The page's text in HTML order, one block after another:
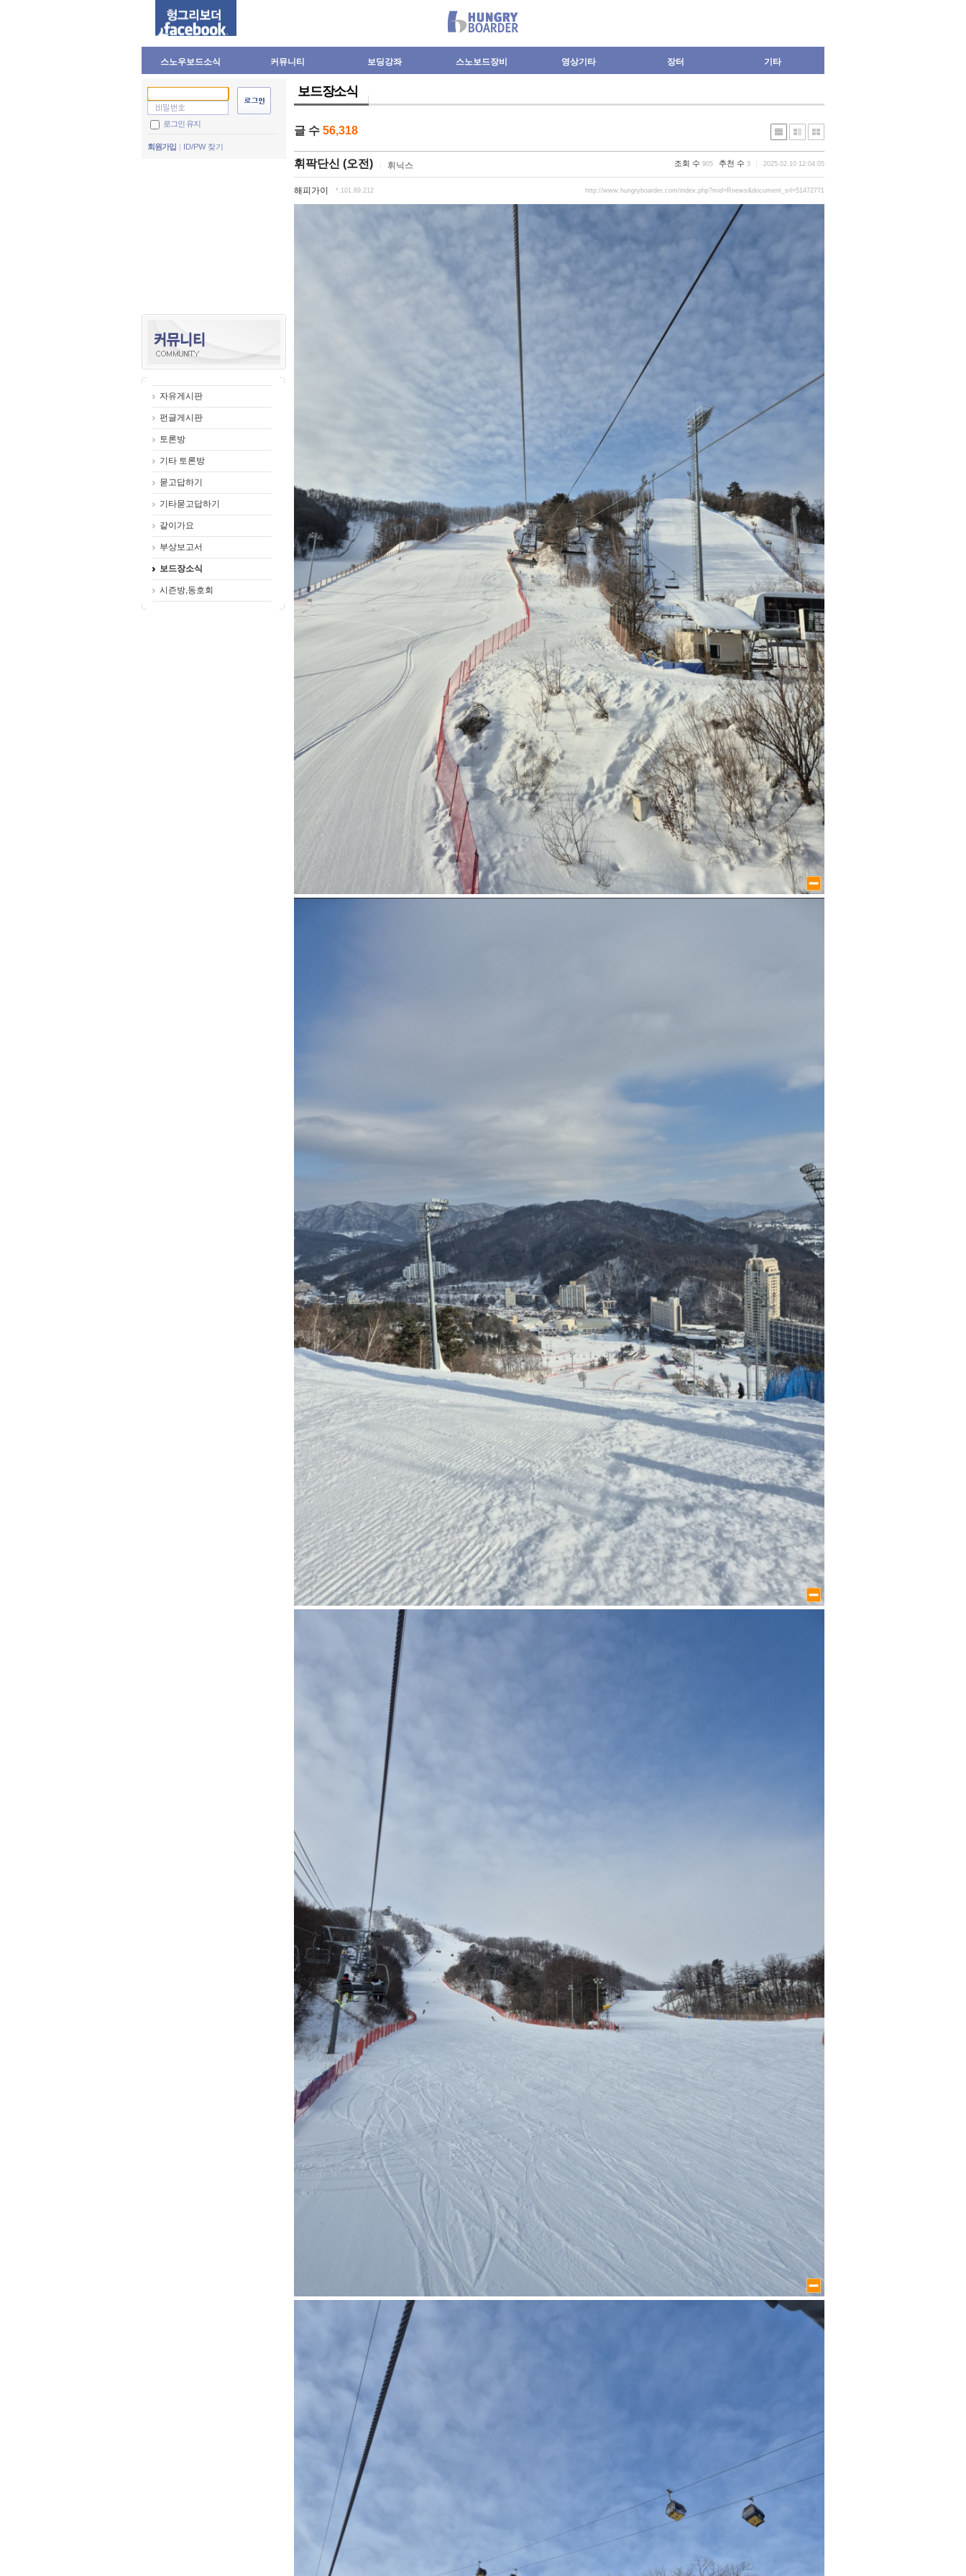
스노우보드소식 커뮤니티 보딩강좌 스노보드장비 영상기타 장터 기타
로그인 유지
회원가입 ID/PW 찾기
자유게시판
펀글게시판
토론방
기타 토론방
묻고답하기
기타묻고답하기
같이가요
부상보고서
보드장소식
시즌방,동호회
보드장소식
글 수 56,318
휘팍단신 (오전) 휘닉스 조회 수 905 추천 수 3 2025.02.10 12:04:05
해피가이 *.101.69.212 http://www.hungryboarder.com/index.php?mid=Rnews&document_srl=51472771